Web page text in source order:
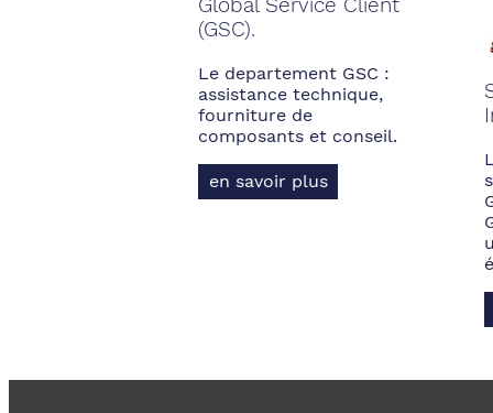
Global Service Client
(GSC).
Le departement GSC :
assistance technique,
fourniture de
composants et conseil.
en savoir plus